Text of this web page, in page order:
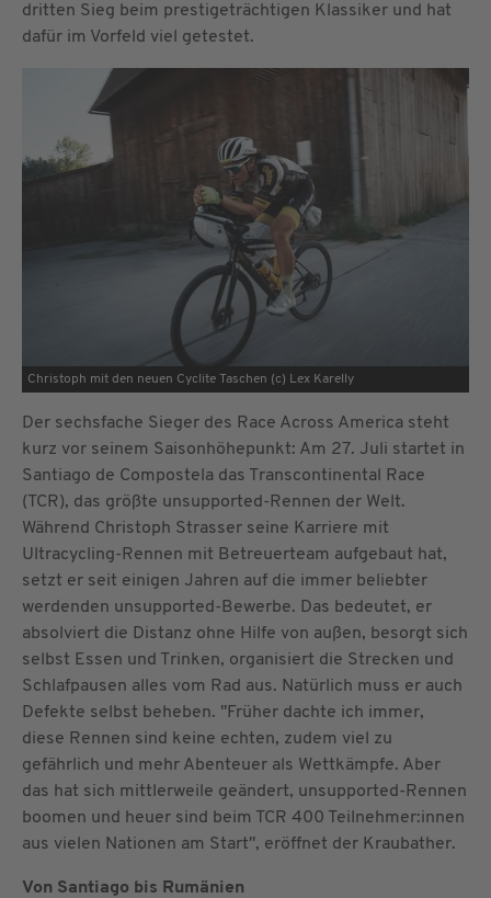
dritten Sieg beim prestigeträchtigen Klassiker und hat
dafür im Vorfeld viel getestet.
Christoph mit den neuen Cyclite Taschen (c) Lex Karelly
Der sechsfache Sieger des Race Across America steht
kurz vor seinem Saisonhöhepunkt: Am 27. Juli startet in
Santiago de Compostela das Transcontinental Race
(TCR), das größte unsupported-Rennen der Welt.
Während Christoph Strasser seine Karriere mit
Ultracycling-Rennen mit Betreuerteam aufgebaut hat,
setzt er seit einigen Jahren auf die immer beliebter
werdenden unsupported-Bewerbe. Das bedeutet, er
absolviert die Distanz ohne Hilfe von außen, besorgt sich
selbst Essen und Trinken, organisiert die Strecken und
Schlafpausen alles vom Rad aus. Natürlich muss er auch
Defekte selbst beheben. "Früher dachte ich immer,
diese Rennen sind keine echten, zudem viel zu
gefährlich und mehr Abenteuer als Wettkämpfe. Aber
das hat sich mittlerweile geändert, unsupported-Rennen
boomen und heuer sind beim TCR 400 Teilnehmer:innen
aus vielen Nationen am Start", eröffnet der Kraubather.
Von Santiago bis Rumänien